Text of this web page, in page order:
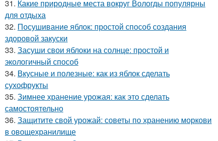
31. Какие природные места вокруг Вологды популярны
для отдыха
32. Посушивание яблок: простой способ создания
здоровой закуски
33. Засуши свои яблоки на солнце: простой и
экологичный способ
34. Вкусные и полезные: как из яблок сделать
сухофрукты
35. Зимнее хранение урожая: как это сделать
самостоятельно
36. Защитите свой урожай: советы по хранению моркови
в овощехранилище